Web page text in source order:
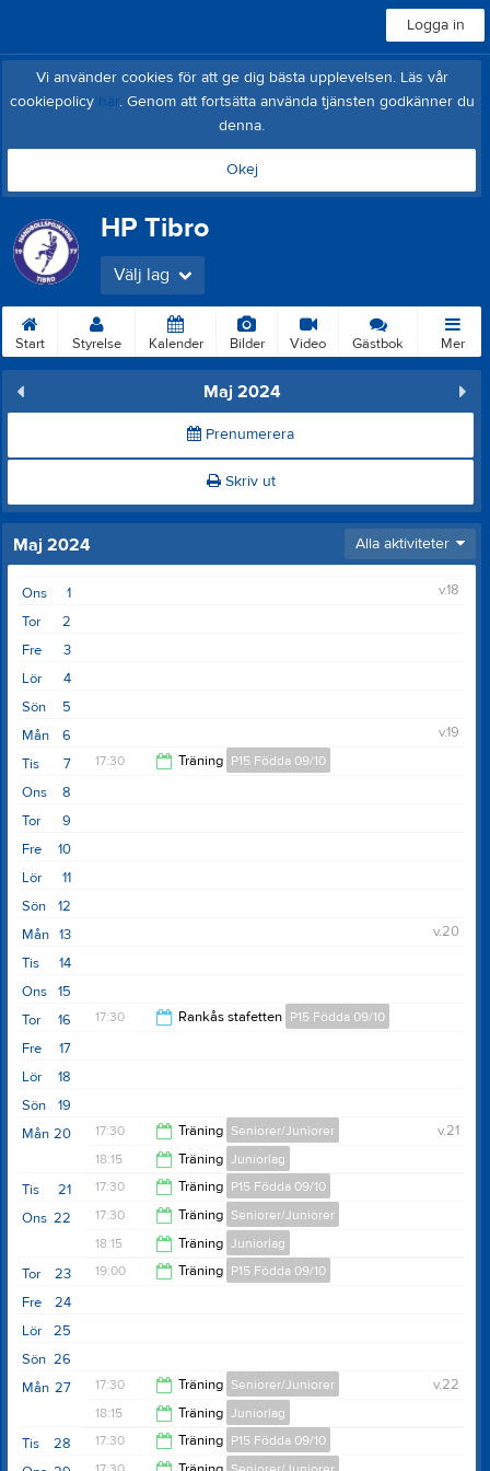
Logga in
Vi använder cookies för att ge dig bästa upplevelsen. Läs vår
cookiepolicy här. Genom att fortsätta använda tjänsten godkänner du
denna.
Okej
HP Tibro
Välj lag
Start Styrelse Kalender Bilder Video Gästbok Mer
Maj 2024
Prenumerera
Skriv ut
Maj 2024 Alla aktiviteter
1
Ons
v.18
2
Tor
3
Fre
4
Lör
5
Sön
6
Mån
v.19
7
Tis 17:30 Träning P15 Födda 09/10
8
Ons
9
Tor
10
Fre
11
Lör
12
Sön
13
Mån
v.20
14
Tis
15
Ons
16
Tor 17:30 Rankås stafetten P15 Födda 09/10
17
Fre
18
Lör
19
Sön
20
Mån v.21
17:30 Träning Seniorer/Juniorer
19:00
18:15 Träning Juniorlag
20:00
21
Tis 17:30 Träning P15 Födda 09/10
19:00
22
Ons 17:30 Träning Seniorer/Juniorer
19:00
18:15 Träning Juniorlag
23
Tor 19:00 Träning P15 Födda 09/10
24
Fre
25
Lör
26
Sön
27
Mån v.22
17:30 Träning Seniorer/Juniorer
19:00
18:15 Träning Juniorlag
20:00
28
Tis 17:30 Träning P15 Födda 09/10